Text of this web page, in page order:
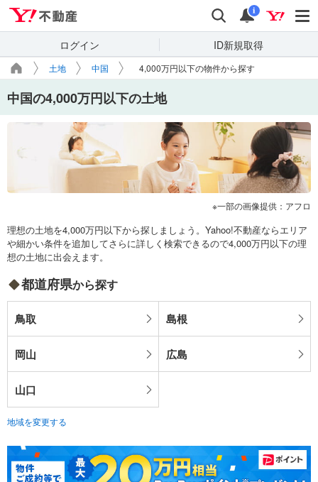
検索 通知
i
ログイン ID新規取得
土地 中国 4,000万円以下の物件から探す
中国の4,000万円以下の土地
一部の画像提供：アフロ
理想の土地を4,000万円以下から探しましょう。Yahoo!不動産ならエリア
や細かい条件を追加してさらに詳しく検索できるので4,000万円以下の理
想の土地に出会えます。
都道府県から探す
鳥取 島根
岡山 広島
山口
地域を変更する